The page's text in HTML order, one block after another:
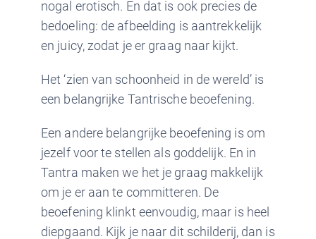
nogal erotisch. En dat is ook precies de
bedoeling: de afbeelding is aantrekkelijk
en juicy, zodat je er graag naar kijkt.
Het ‘zien van schoonheid in de wereld’ is
een belangrijke Tantrische beoefening.
Een andere belangrijke beoefening is om
jezelf voor te stellen als goddelijk. En in
Tantra maken we het je graag makkelijk
om je er aan te committeren. De
beoefening klinkt eenvoudig, maar is heel
diepgaand. Kijk je naar dit schilderij, dan is